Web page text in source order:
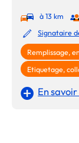
à 13 km
Signataire
Remplissage,
Etiquetage,
En savoir